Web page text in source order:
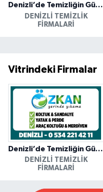
Denizli’de Temizliğin Güvenilir Adresi: Özkan Yerinde Yıkama
DENIZLI TEMIZLIK
FIRMALARI
Vitrindeki Firmalar
Denizli’de Temizliğin Güvenilir Adresi: Özkan Yerinde Yıkama
DENIZLI TEMIZLIK
FIRMALARI